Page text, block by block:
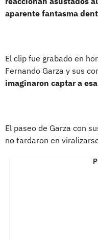
aparente fantasma
El clip fue grabado en
Fernando Garza y sus
imaginaron captar a
El paseo de Garza con
no tardaron en